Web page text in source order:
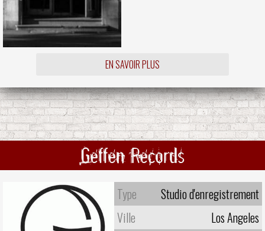
EN SAVOIR PLUS
Geffen Records
Type
Studio d'enregistrement
Ville
Los Angeles